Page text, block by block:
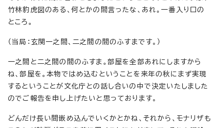
竹林豹虎図のある、何とかの間言ったな、あれ。一番入り口の
ところ。
（当局：玄関一之間、二之間の間のふすまです。）
一之間と二之間の間のふすま。部屋を全部あれにしますから
ね、部屋を。本物ではめ込むということを来年の秋にまず実現
するということが文化庁との話し合いの中で決定いたしました
のでご報告を申し上げたいと思っております。
どんだけ長い間嵌め込んでいくかとかね、それから、モナリザも